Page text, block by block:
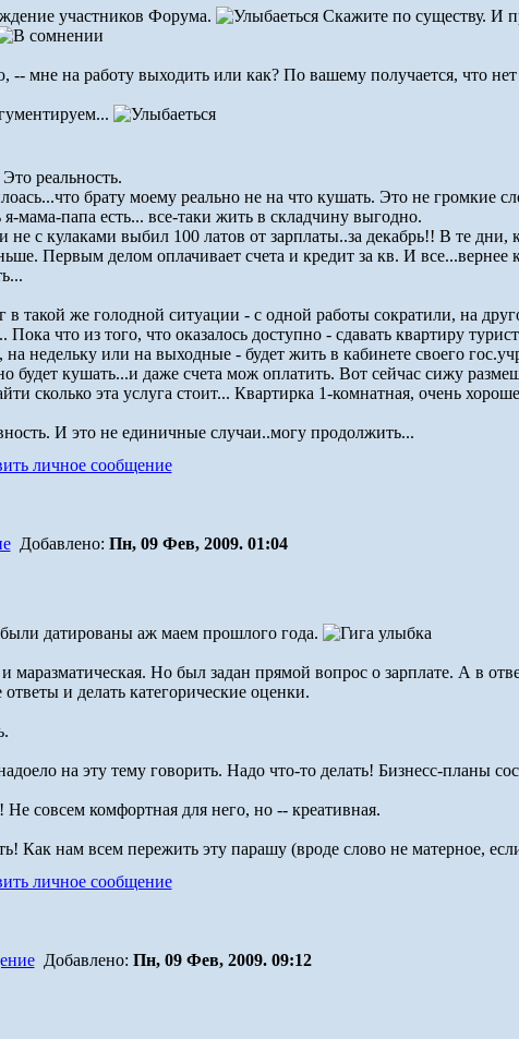
участников Форума.
Скажите по существу. И
мне на работу выходить или как? По вашему получается, что нет
реальность.
брату моему реально не на что кушать. Это не громкие
мама-папа есть... все-таки жить в складчину выгодно.
не с кулаками выбил 100 латов от зарплаты..за декабрь!! В те
Первым делом оплачивает счета и кредит за кв. И все...вернее
в такой же голодной ситуации - с одной работы сократили, на
Пока что из того, что оказалось доступно - сдавать квартиру
на недельку или на выходные - будет жить в кабинете своего
будет кушать...и даже счета мож оплатить. Вот сейчас сижу
сколько эта услуга стоит... Квартирка 1-комнатная, очень
И это не единичные случаи..могу продолжить...
Добавлено: Пн, 09 Фев, 2009. 01:04
датированы аж маем прошлого года.
маразматическая. Но был задан прямой вопрос о зарплате. А в
ответы и делать категорические оценки.
на эту тему говорить. Надо что-то делать! Бизнесс-планы
совсем комфортная для него, но -- креативная.
Как нам всем пережить эту парашу (вроде слово не матерное,
Добавлено: Пн, 09 Фев, 2009. 09:12